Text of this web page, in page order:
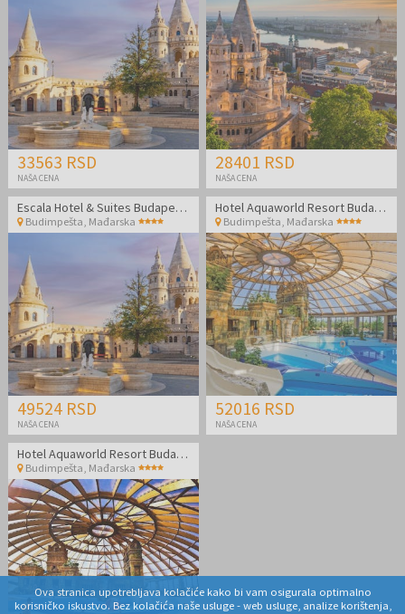
33563 RSD
NAŠA CENA
28401 RSD
NAŠA CENA
Escala Hotel & Suites Budapest - Porodični odmor
Budimpešta, Mađarska
49524 RSD
NAŠA CENA
Hotel Aquaworld Resort Budapest
Budimpešta, Mađarska
52016 RSD
NAŠA CENA
Hotel Aquaworld Resort Budapest
Budimpešta Mađarska
Ova stranica upotrebljava kolačiće kako bi vam osigurala optimalno
korisničko iskustvo. Bez kolačića naše usluge - web usluge, analize korištenja,